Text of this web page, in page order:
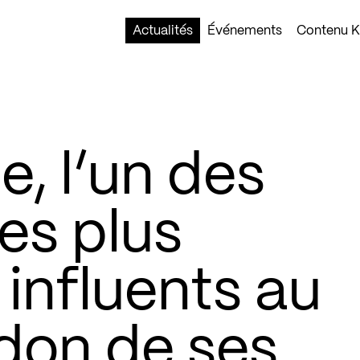
Actualités
Événements Contenu
l’un des
plus
au